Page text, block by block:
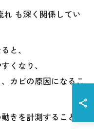
も深く関係してい
と、
くなり、
カビの原因になるこ
きを計測すること